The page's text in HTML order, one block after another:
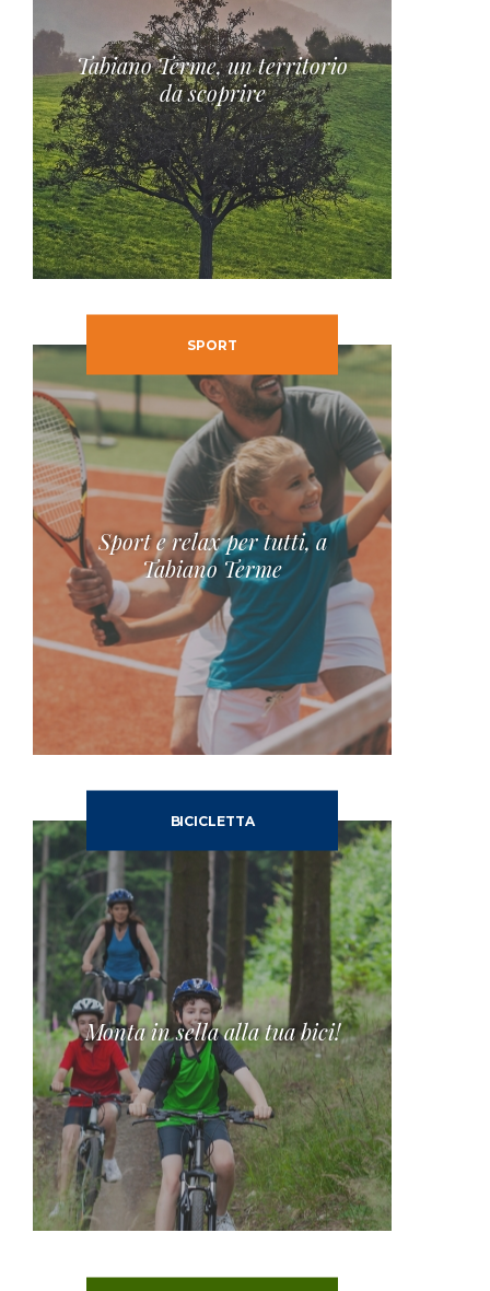
Tabiano Terme, un territorio
da scoprire
SPORT
Sport e relax per tutti, a
Tabiano Terme
BICICLETTA
Monta in sella alla tua bici!